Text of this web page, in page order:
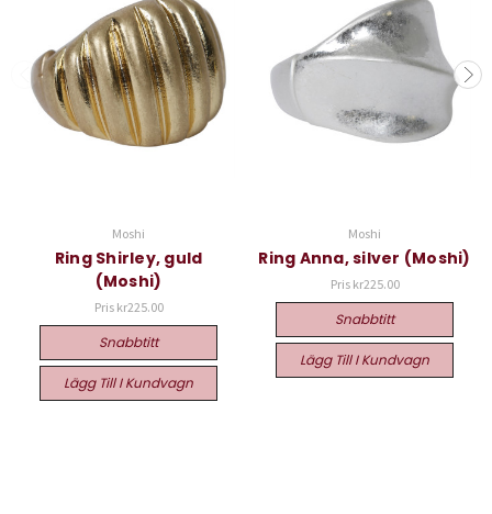
Moshi
Ring Shirley, guld
(Moshi)
Pris kr225.00
Snabbtitt
Lägg Till I Kundvagn
Moshi
Ring Anna, silver (Moshi)
Pris kr225.00
Snabbtitt
Lägg Till I Kundvagn